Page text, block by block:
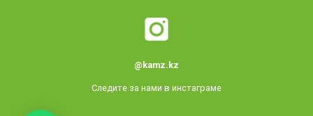
@kamz.kz
Следите за нами в инстаграме